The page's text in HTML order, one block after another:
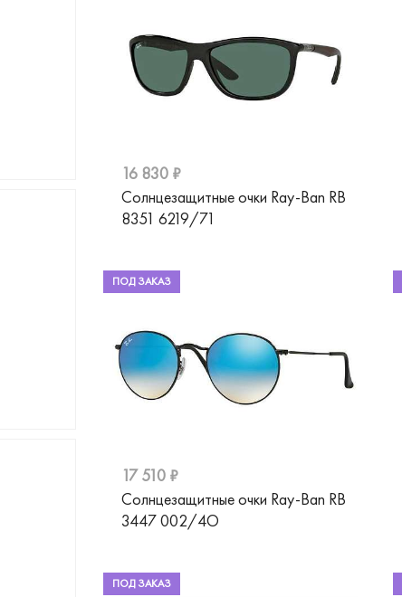
16 830 ₽
Солнцезащитные очки Ray-Ban RB
8351 6219/71
ПОД ЗАКАЗ
17 510 ₽
Солнцезащитные очки Ray-Ban RB
3447 002/4O
ПОД ЗАКАЗ